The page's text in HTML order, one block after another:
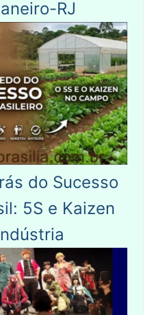
RJ
do Sucesso
5S e Kaizen